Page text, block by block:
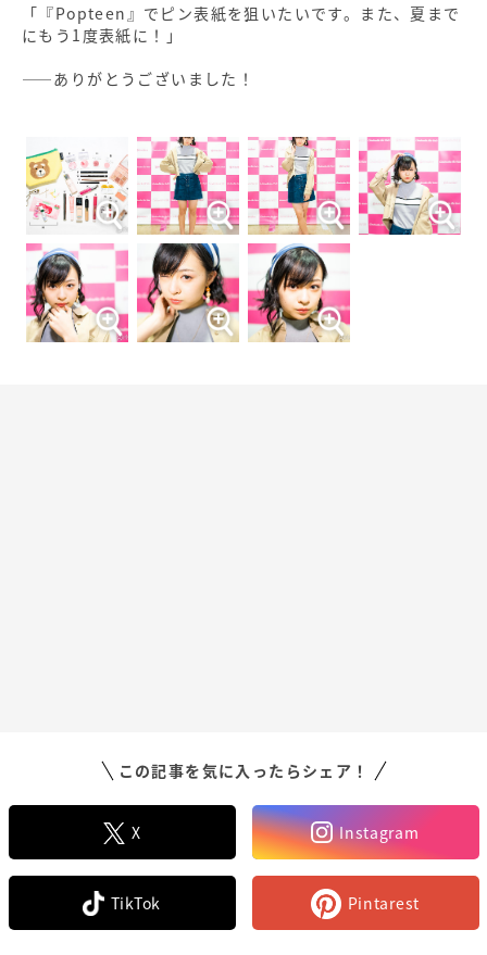
「『Popteen』でピン表紙を狙いたいです。また、夏まで
にもう1度表紙に！」
――ありがとうございました！
この記事を気に入ったらシェア！
X Instagram
TikTok Pintarest